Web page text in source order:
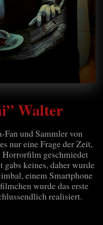
Walter
und Sammler von
nur eine Frage der Zeit,
Horrorfilm geschmiedet
keines, daher wurde
einem Smartphone
wurde das erste
realisiert.